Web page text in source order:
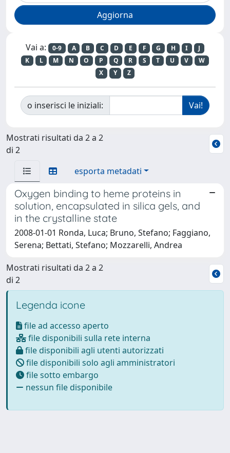
Vai a: 0-9 A B C D E F G H I
J
K
L M N O P Q R S T U V
W
X
Y Z
o inserisci le iniziali:
Mostrati risultati da 2 a 2
di 2
esporta metadati
Oxygen binding to heme proteins in
solution, encapsulated in silica gels, and
in the crystalline state
2008-01-01 Ronda, Luca; Bruno, Stefano; Faggiano,
Serena; Bettati, Stefano; Mozzarelli, Andrea
Mostrati risultati da 2 a 2
di 2
Legenda icone
file ad accesso aperto
file disponibili sulla rete interna
file disponibili agli utenti autorizzati
file disponibili solo agli amministratori
file sotto embargo
nessun file disponibile